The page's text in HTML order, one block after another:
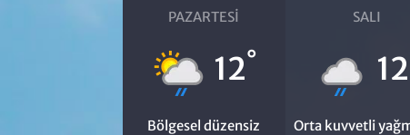
PAZARTESI
12°
Bölgesel düzensiz
SALI
12
Orta kuvvetli